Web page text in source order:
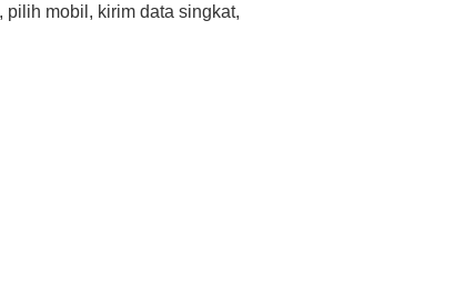
mobil, kirim data singkat,